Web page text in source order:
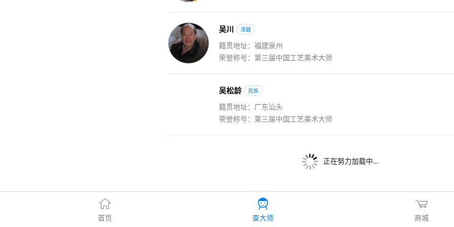
吴川 漆器
籍贯地址：福建泉州
荣誉称号：第三届中国工艺美术大师
吴松龄 民族
籍贯地址：广东汕头
荣誉称号：第三届中国工艺美术大师
正在努力加载中...
首页 查大师 商城